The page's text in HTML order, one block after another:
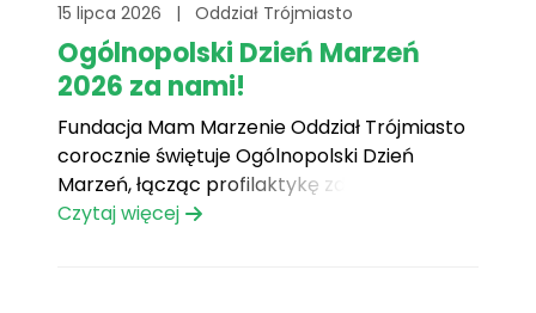
15 lipca 2026 | Oddział Trójmiasto
Ogólnopolski Dzień Marzeń
2026 za nami!
Fundacja Mam Marzenie Oddział Trójmiasto
corocznie świętuje Ogólnopolski Dzień
Marzeń, łącząc profilaktykę zdrowotną z
wydarzeniami sportowymi. Tak też było w
Czytaj więcej